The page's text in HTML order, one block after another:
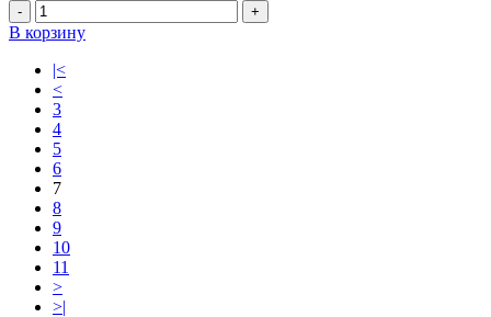
- +
В корзину
|<
<
3
4
5
6
7
8
9
10
11
>
>|